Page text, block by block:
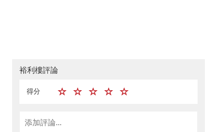
裕利樓評論
得分